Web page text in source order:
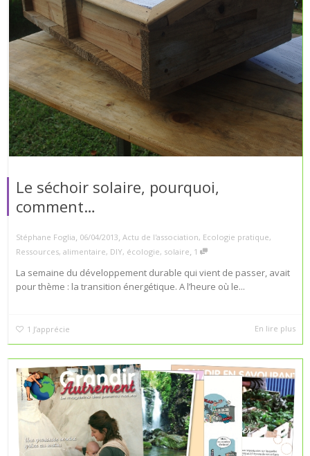
Le séchoir solaire, pourquoi,
comment…
Stéphane Foglia, 06/04/2013, Actu de l'association, Ecologie pratique,
Ressources, alimentaire, DIY, écologie, solaire, 1
La semaine du développement durable qui vient de passer, avait
pour thème : la transition énergétique. A l’heure où le...
1 J’apprécie En lire plus